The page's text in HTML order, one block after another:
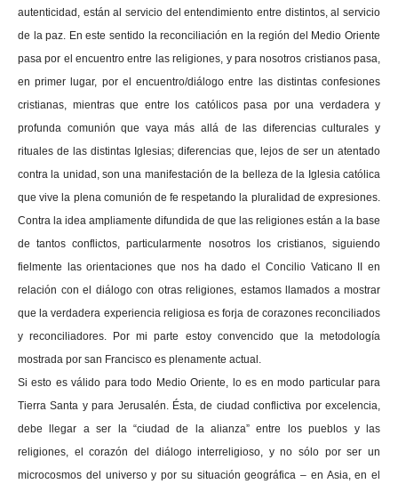
autenticidad, están al servicio del entendimiento entre distintos, al servicio
de la paz. En este sentido la reconciliación en la región del Medio Oriente
pasa por el encuentro entre las religiones, y para nosotros cristianos pasa,
en primer lugar, por el encuentro/diálogo entre las distintas confesiones
cristianas, mientras que entre los católicos pasa por una verdadera y
profunda comunión que vaya más allá de las diferencias culturales y
rituales de las distintas Iglesias; diferencias que, lejos de ser un atentado
contra la unidad, son una manifestación de la belleza de la Iglesia católica
que vive la plena comunión de fe respetando la pluralidad de expresiones.
Contra la idea ampliamente difundida de que las religiones están a la base
de tantos conflictos, particularmente nosotros los cristianos, siguiendo
fielmente las orientaciones que nos ha dado el Concilio Vaticano II en
relación con el diálogo con otras religiones, estamos llamados a mostrar
que la verdadera experiencia religiosa es forja de corazones reconciliados
y reconciliadores. Por mi parte estoy convencido que la metodología
mostrada por san Francisco es plenamente actual.
Si esto es válido para todo Medio Oriente, lo es en modo particular para
Tierra Santa y para Jerusalén. Ésta, de ciudad conflictiva por excelencia,
debe llegar a ser la “ciudad de la alianza” entre los pueblos y las
religiones, el corazón del diálogo interreligioso, y no sólo por ser un
microcosmos del universo y por su situación geográfica – en Asia, en el